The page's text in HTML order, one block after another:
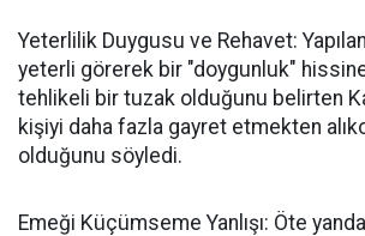
Yeterlilik Duygusu ve Rehavet:
yeterli görerek bir "doygunluk" hissine
tehlikeli bir tuzak olduğunu belirten
kişiyi daha fazla gayret etmekten
olduğunu söyledi.
Emeği Küçümseme Yanlışı: Öte